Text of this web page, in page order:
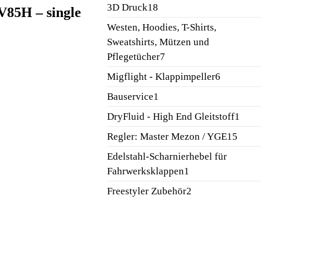
– single
3D Druck1818
Produkte
Westen, Hoodies, T-Shirts,
Sweatshirts, Mützen und
Pflegetücher77
Produkte
Migflight - Klappimpeller66
Bauservice1
Produkt
DryFluid - High End Gleitstoff1
Regler: Master Mezon / YGE1515
Edelstahl-Scharnierhebel für
Fahrwerksklappen1
Freestyler Zubehör22